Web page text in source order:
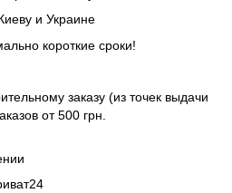
и Украине
короткие сроки!
заказу (из точек выдачи
от 500 грн.